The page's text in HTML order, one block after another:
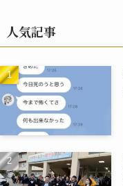
人気記事